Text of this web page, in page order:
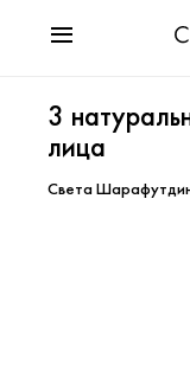
Мода
Звезды
Гороскопы
3
лица
Света